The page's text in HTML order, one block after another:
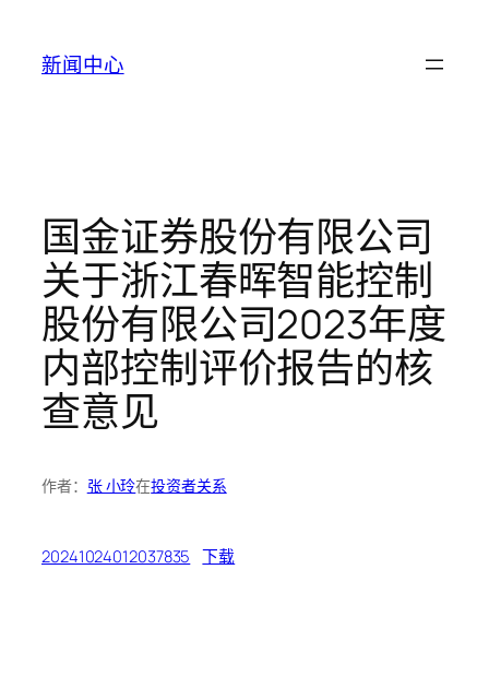
新闻中心
国金证券股份有限公司
关于浙江春晖智能控制
股份有限公司2023年度
内部控制评价报告的核
查意见
作者： 张 小玲在投资者关系
20241024012037835 下载